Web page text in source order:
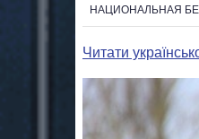
НАЦИОНАЛЬНАЯ
Читати